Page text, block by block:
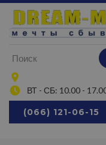
ВТ - СБ: 10.00 -
(066) 121-06-15